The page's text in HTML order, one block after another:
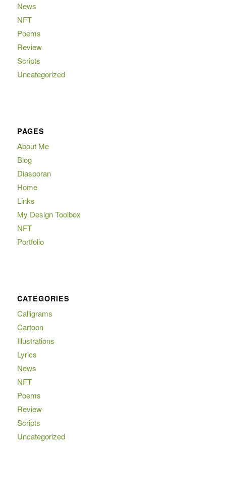
News
NFT
Poems
Review
Scripts
Uncategorized
PAGES
About Me
Blog
Diasporan
Home
Links
My Design Toolbox
NFT
Portfolio
CATEGORIES
Calligrams
Cartoon
Illustrations
Lyrics
News
NFT
Poems
Review
Scripts
Uncategorized